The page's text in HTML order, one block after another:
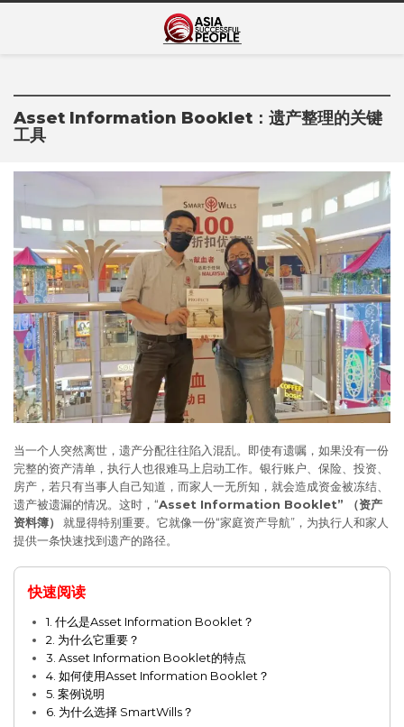
Asia Successful
People
Asset Information Booklet：遗产整理的关键
工具
当一个人突然离世，遗产分配往往陷入混乱。即使有遗嘱，如果没有一份
完整的资产清单，执行人也很难马上启动工作。银行账户、保险、投资、
房产，若只有当事人自己知道，而家人一无所知，就会造成资金被冻结、
遗产被遗漏的情况。这时，“Asset Information Booklet” （资产
资料簿）
就显得特别重要。它就像一份“家庭资产导航”，为执行人和家人
提供一条快速找到遗产的路径。
快速阅读
1. 什么是Asset Information Booklet？
2. 为什么它重要？
3. Asset Information Booklet的特点
4. 如何使用Asset Information Booklet？
5. 案例说明
6. 为什么选择 SmartWills？